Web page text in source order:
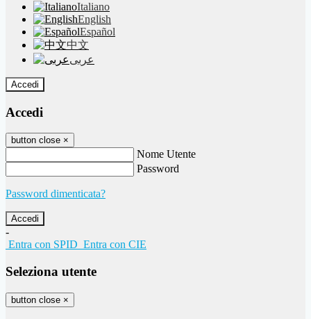
Italiano
English
Español
中文
عربى
Accedi
Accedi
button close ×
Nome Utente
Password
Password dimenticata?
-
Entra con SPID Entra con CIE
Seleziona utente
button close ×